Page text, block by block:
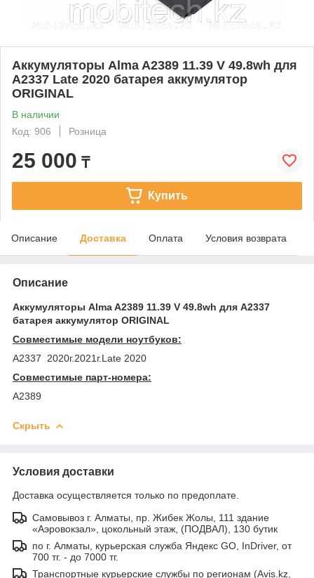
Аккумуляторы Alma A2389 11.39 V 49.8wh для
A2337 Late 2020 батарея аккумулятор
ORIGINAL
В наличии
Код: 906
Розница
25 000 ₸
Купить
Описание Доставка Оплата Условия возврата
Описание
Аккумуляторы Alma A2389 11.39 V 49.8wh для A2337
батарея аккумулятор ORIGINAL
Совместимые модели ноутбуков:
A2337 2020г.2021г.Late 2020
Совместимые парт-номера:
A2389
Скрыть
Условия доставки
Доставка осуществляется только по предоплате.
Самовывоз г. Алматы, пр. Жибек Жолы, 111 здание
«Аэровокзал», цокольный этаж, (ПОДВАЛ), 130 бутик
по г. Алматы, курьерская служба Яндекс GO, InDriver, от
700 тг. - до 7000 тг.
Транспортные курьерские службы по регионам (Avis.kz,